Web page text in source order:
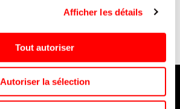
Afficher les détails
Tout autoriser
Autoriser la sélection